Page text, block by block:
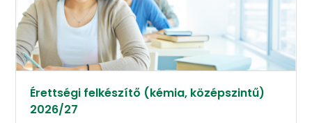
Érettségi felkészítő (kémia, középszintű)
2026/27